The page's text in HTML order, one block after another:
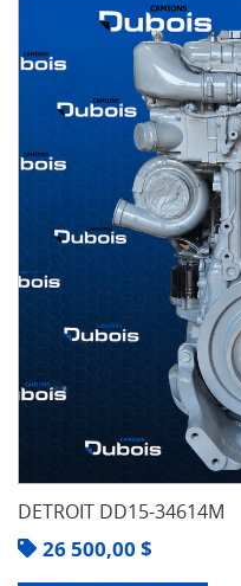
DETROIT DD15-34614M
26 500,00 $